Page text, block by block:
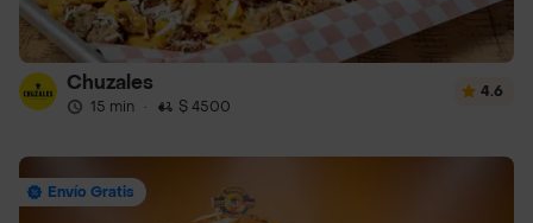
Chuzales
15 min · $ 4500
4.6
Envío Gratis